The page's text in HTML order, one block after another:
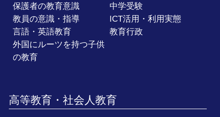
保護者の教育意識
中学受験
教員の意識・指導
ICT活用・利用実態
言語・英語教育
教育行政
外国にルーツを持つ子供
の教育
高等教育・社会人教育